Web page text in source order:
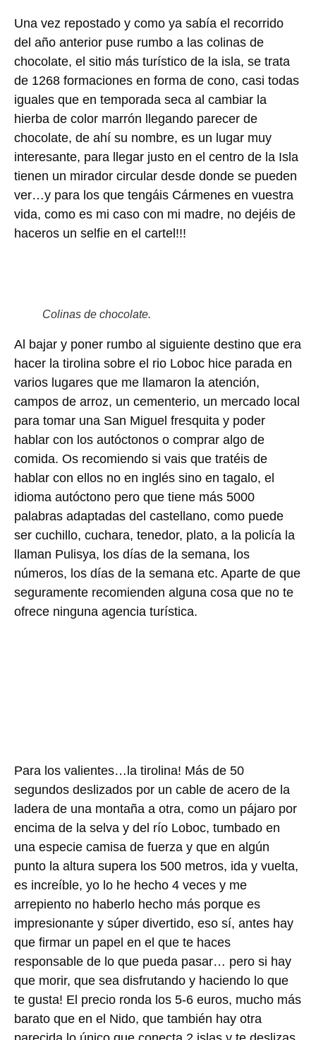
Una vez repostado y como ya sabía el recorrido
del año anterior puse rumbo a las colinas de
chocolate, el sitio más turístico de la isla, se trata
de 1268 formaciones en forma de cono, casi todas
iguales que en temporada seca al cambiar la
hierba de color marrón llegando parecer de
chocolate, de ahí su nombre, es un lugar muy
interesante, para llegar justo en el centro de la Isla
tienen un mirador circular desde donde se pueden
ver…y para los que tengáis Cármenes en vuestra
vida, como es mi caso con mi madre, no dejéis de
haceros un selfie en el cartel!!!
Colinas de chocolate.
Al bajar y poner rumbo al siguiente destino que era
hacer la tirolina sobre el rio Loboc hice parada en
varios lugares que me llamaron la atención,
campos de arroz, un cementerio, un mercado local
para tomar una San Miguel fresquita y poder
hablar con los autóctonos o comprar algo de
comida. Os recomiendo si vais que tratéis de
hablar con ellos no en inglés sino en tagalo, el
idioma autóctono pero que tiene más 5000
palabras adaptadas del castellano, como puede
ser cuchillo, cuchara, tenedor, plato, a la policía la
llaman Pulisya, los días de la semana, los
números, los días de la semana etc. Aparte de que
seguramente recomienden alguna cosa que no te
ofrece ninguna agencia turística.
Para los valientes…la tirolina! Más de 50
segundos deslizados por un cable de acero de la
ladera de una montaña a otra, como un pájaro por
encima de la selva y del río Loboc, tumbado en
una especie camisa de fuerza y que en algún
punto la altura supera los 500 metros, ida y vuelta,
es increíble, yo lo he hecho 4 veces y me
arrepiento no haberlo hecho más porque es
impresionante y súper divertido, eso sí, antes hay
que firmar un papel en el que te haces
responsable de lo que pueda pasar… pero si hay
que morir, que sea disfrutando y haciendo lo que
te gusta! El precio ronda los 5-6 euros, mucho más
barato que en el Nido, que también hay otra